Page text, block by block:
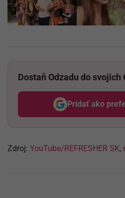
Dostaň Odzadu do
Pridať ako
Zdroj: YouTube/REFRESHER SK,